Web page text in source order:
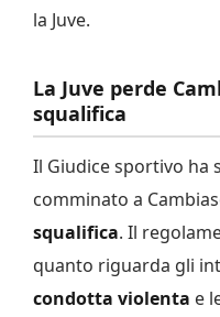
la Juve.
La Juve perde
squalifica
Il Giudice sportivo ha
comminato a
squalifica. Il
quanto riguarda gli
condotta violenta e